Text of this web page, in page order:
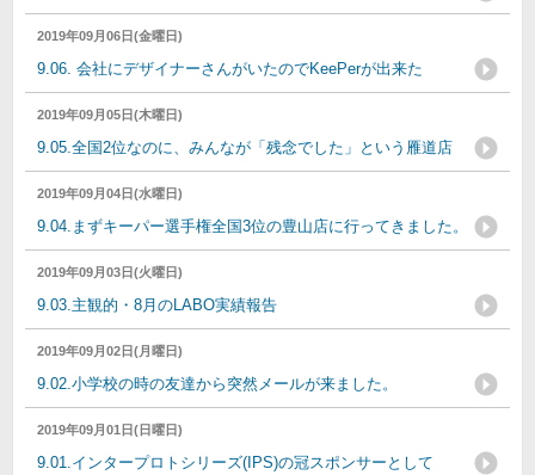
2019年09月06日(金曜日)
9.06. 会社にデザイナーさんがいたのでKeePerが出来た
2019年09月05日(木曜日)
9.05.全国2位なのに、みんなが「残念でした」という雁道店
2019年09月04日(水曜日)
9.04.まずキーパー選手権全国3位の豊山店に行ってきました。
2019年09月03日(火曜日)
9.03.主観的・8月のLABO実績報告
2019年09月02日(月曜日)
9.02.小学校の時の友達から突然メールが来ました。
2019年09月01日(日曜日)
9.01.インタープロトシリーズ(IPS)の冠スポンサーとして